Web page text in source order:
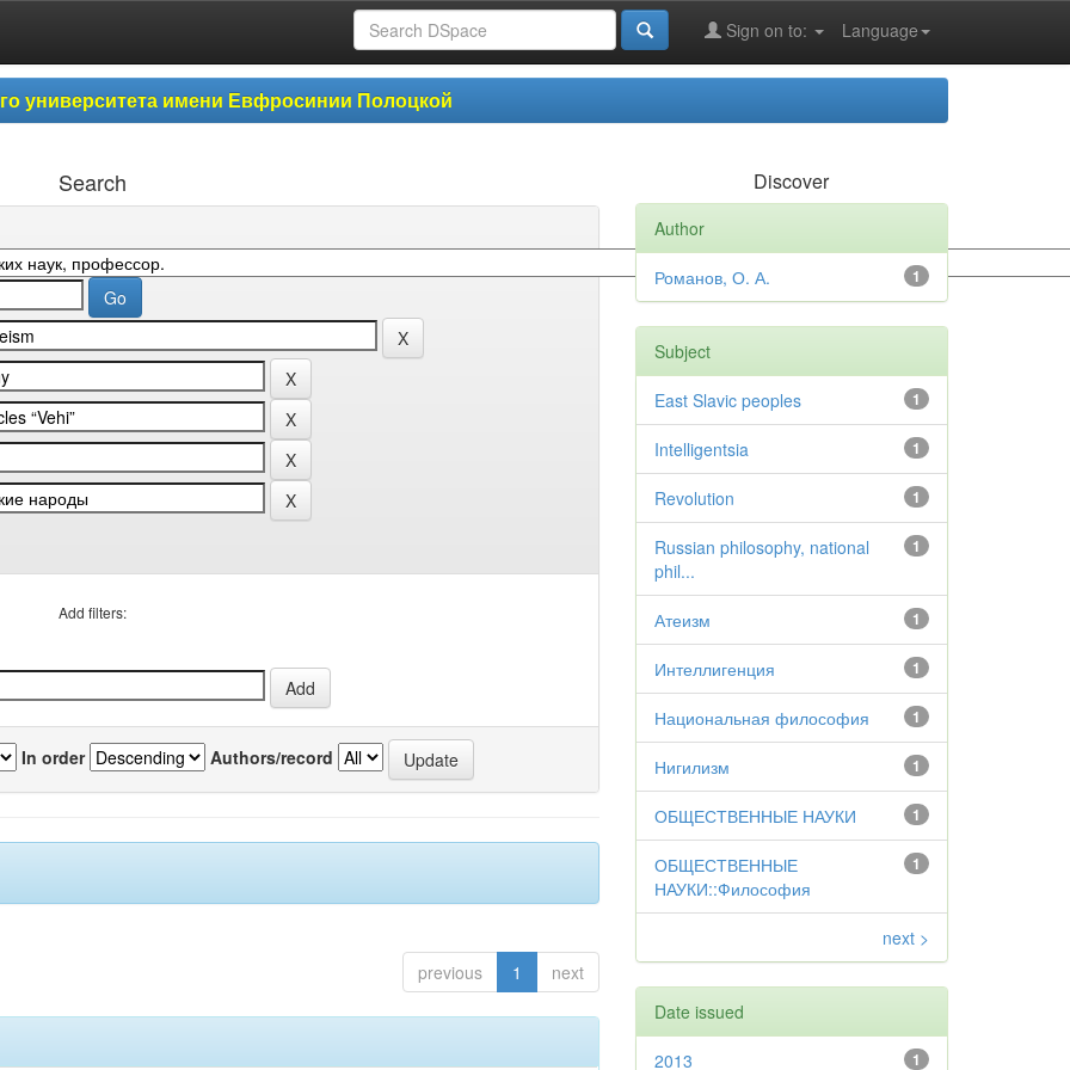
Language
Sign on to:
университета имени Евфросинии Полоцкой
Search
Add filters:
In order Authors/record
previous 1 next
Discover
Author
1
Романов, О. А.
Subject
1
East Slavic peoples
1
Intelligentsia
1
Revolution
1
Russian philosophy, national
phil...
1
Атеизм
1
Интеллигенция
1
Национальная философия
1
Нигилизм
1
ОБЩЕСТВЕННЫЕ НАУКИ
1
ОБЩЕСТВЕННЫЕ
НАУКИ::Философия
next >
Date issued
1
2013